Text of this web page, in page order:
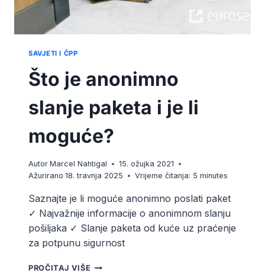
SAVJETI I ČPP
Što je anonimno
slanje paketa i je li
moguće?
Autor Marcel Nahtigal
15. ožujka 2021
Ažurirano 18. travnja 2025 Vrijeme čitanja: 5minutes
Saznajte je li moguće anonimno poslati paket
✓ Najvažnije informacije o anonimnom slanju
pošiljaka ✓ Slanje paketa od kuće uz praćenje
za potpunu sigurnost
PROČITAJ VIŠE ŠTO